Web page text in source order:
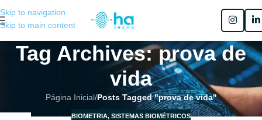
Skip to navigation
Skip to main content
Tag Archives: prova de
vida
Página Inicial/Posts Tagged "prova de vida"
BIOMETRIA, SISTEMAS BIOMÉTRICOS